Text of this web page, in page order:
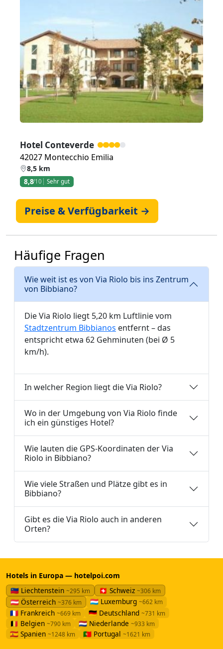
Zurück Weiter
Hotel Conteverde
42027 Montecchio Emilia
8,5 km
8,8/10 Sehr gut
Preise & Verfügbarkeit →
Häufige Fragen
Wie weit ist es von Via Riolo bis ins Zentrum
von Bibbiano?
Die Via Riolo liegt 5,20 km Luftlinie vom
Stadtzentrum Bibbianos entfernt – das
entspricht etwa 62 Gehminuten (bei Ø 5
km/h).
In welcher Region liegt die Via Riolo?
Wo in der Umgebung von Via Riolo finde
ich ein günstiges Hotel?
Wie lauten die GPS-Koordinaten der Via
Riolo in Bibbiano?
Wie viele Straßen und Plätze gibt es in
Bibbiano?
Gibt es die Via Riolo auch in anderen
Orten?
Hotels in Europa — hotelpoi.com
🇱🇮 Liechtenstein ~295 km 🇨🇭 Schweiz ~306 km
🇦🇹 Österreich ~376 km 🇱🇺 Luxemburg ~662 km
🇫🇷 Frankreich ~669 km 🇩🇪 Deutschland ~731 km
🇧🇪 Belgien ~790 km 🇳🇱 Niederlande ~933 km
🇪🇸 Spanien ~1248 km 🇵🇹 Portugal ~1621 km